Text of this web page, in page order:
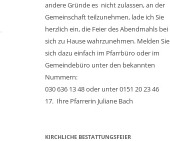
andere Gründe es nicht zulassen, an der
Gemeinschaft teilzunehmen, lade ich Sie
herzlich ein, die Feier des Abendmahls bei
sich zu Hause wahrzunehmen. Melden Sie
sich dazu einfach im Pfarrbüro oder im
Gemeindebüro unter den bekannten
Nummern:
030 636 13 48 oder unter 0151 20 23 46
17. Ihre Pfarrerin Juliane Bach
KIRCHLICHE BESTATTUNGSFEIER